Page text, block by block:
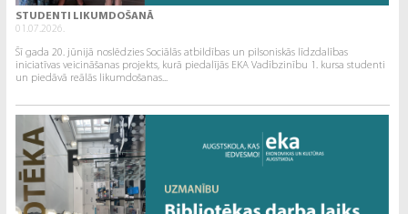
STUDENTI LIKUMDOŠANĀ
01.07.2026.
Šī gada 20. jūnijā noslēdzies Sociālās atbildības un pilsoniskās līdzdalības
iniciatīvas veicināšanas projekts, kurā piedalījās EKA Vadībzinību 1. kursa studenti
un piedāvā reālās likumdošanas...